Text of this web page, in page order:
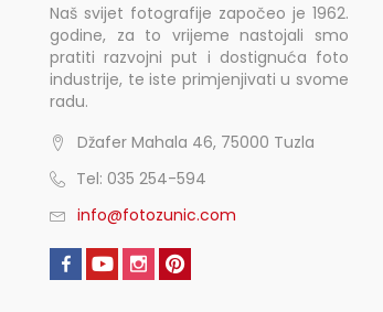
Naš svijet fotografije započeo je 1962.
godine, za to vrijeme nastojali smo
pratiti razvojni put i dostignuća foto
industrije, te iste primjenjivati u svome
radu.
Džafer Mahala 46, 75000 Tuzla
Tel: 035 254-594
info@fotozunic.com